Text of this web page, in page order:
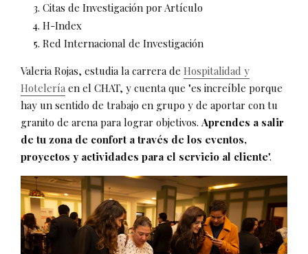
Citas de Investigación por Artículo
H-Index
Red Internacional de Investigación
Valeria Rojas, estudia la carrera de Hospitalidad y
Hotelería en el CHAT, y cuenta que "es increíble porque
hay un sentido de trabajo en grupo y de aportar con tu
granito de arena para lograr objetivos. Aprendes a salir
de tu zona de confort a través de los eventos,
proyectos y actividades para el servicio al cliente".